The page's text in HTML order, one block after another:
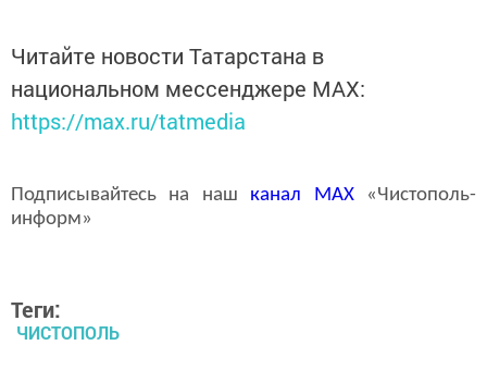
Читайте новости Татарстана в
национальном мессенджере MАХ:
https://max.ru/tatmedia
Подписывайтесь на наш канал MAX«Чистополь-
информ»
Теги:
ЧИСТОПОЛЬ